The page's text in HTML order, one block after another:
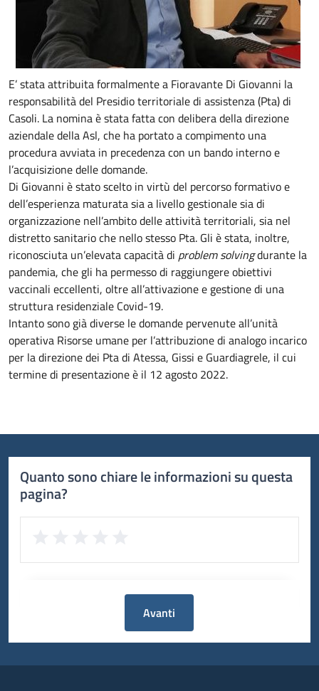
E’ stata attribuita formalmente a Fioravante Di Giovanni la
responsabilità del Presidio territoriale di assistenza (Pta) di
Casoli. La nomina è stata fatta con delibera della direzione
aziendale della Asl, che ha portato a compimento una
procedura avviata in precedenza con un bando interno e
l’acquisizione delle domande.
Di Giovanni è stato scelto in virtù del percorso formativo e
dell’esperienza maturata sia a livello gestionale sia di
organizzazione nell’ambito delle attività territoriali, sia nel
distretto sanitario che nello stesso Pta. Gli è stata, inoltre,
riconosciuta un’elevata capacità di problem solvingdurante la
pandemia, che gli ha permesso di raggiungere obiettivi
vaccinali eccellenti, oltre all’attivazione e gestione di una
struttura residenziale Covid-19.
Intanto sono già diverse le domande pervenute all’unità
operativa Risorse umane per l’attribuzione di analogo incarico
per la direzione dei Pta di Atessa, Gissi e Guardiagrele, il cui
termine di presentazione è il 12 agosto 2022.
Quanto sono chiare le informazioni su questa
pagina?
Avanti